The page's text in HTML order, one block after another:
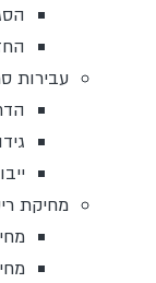
עבירות
מחיקת